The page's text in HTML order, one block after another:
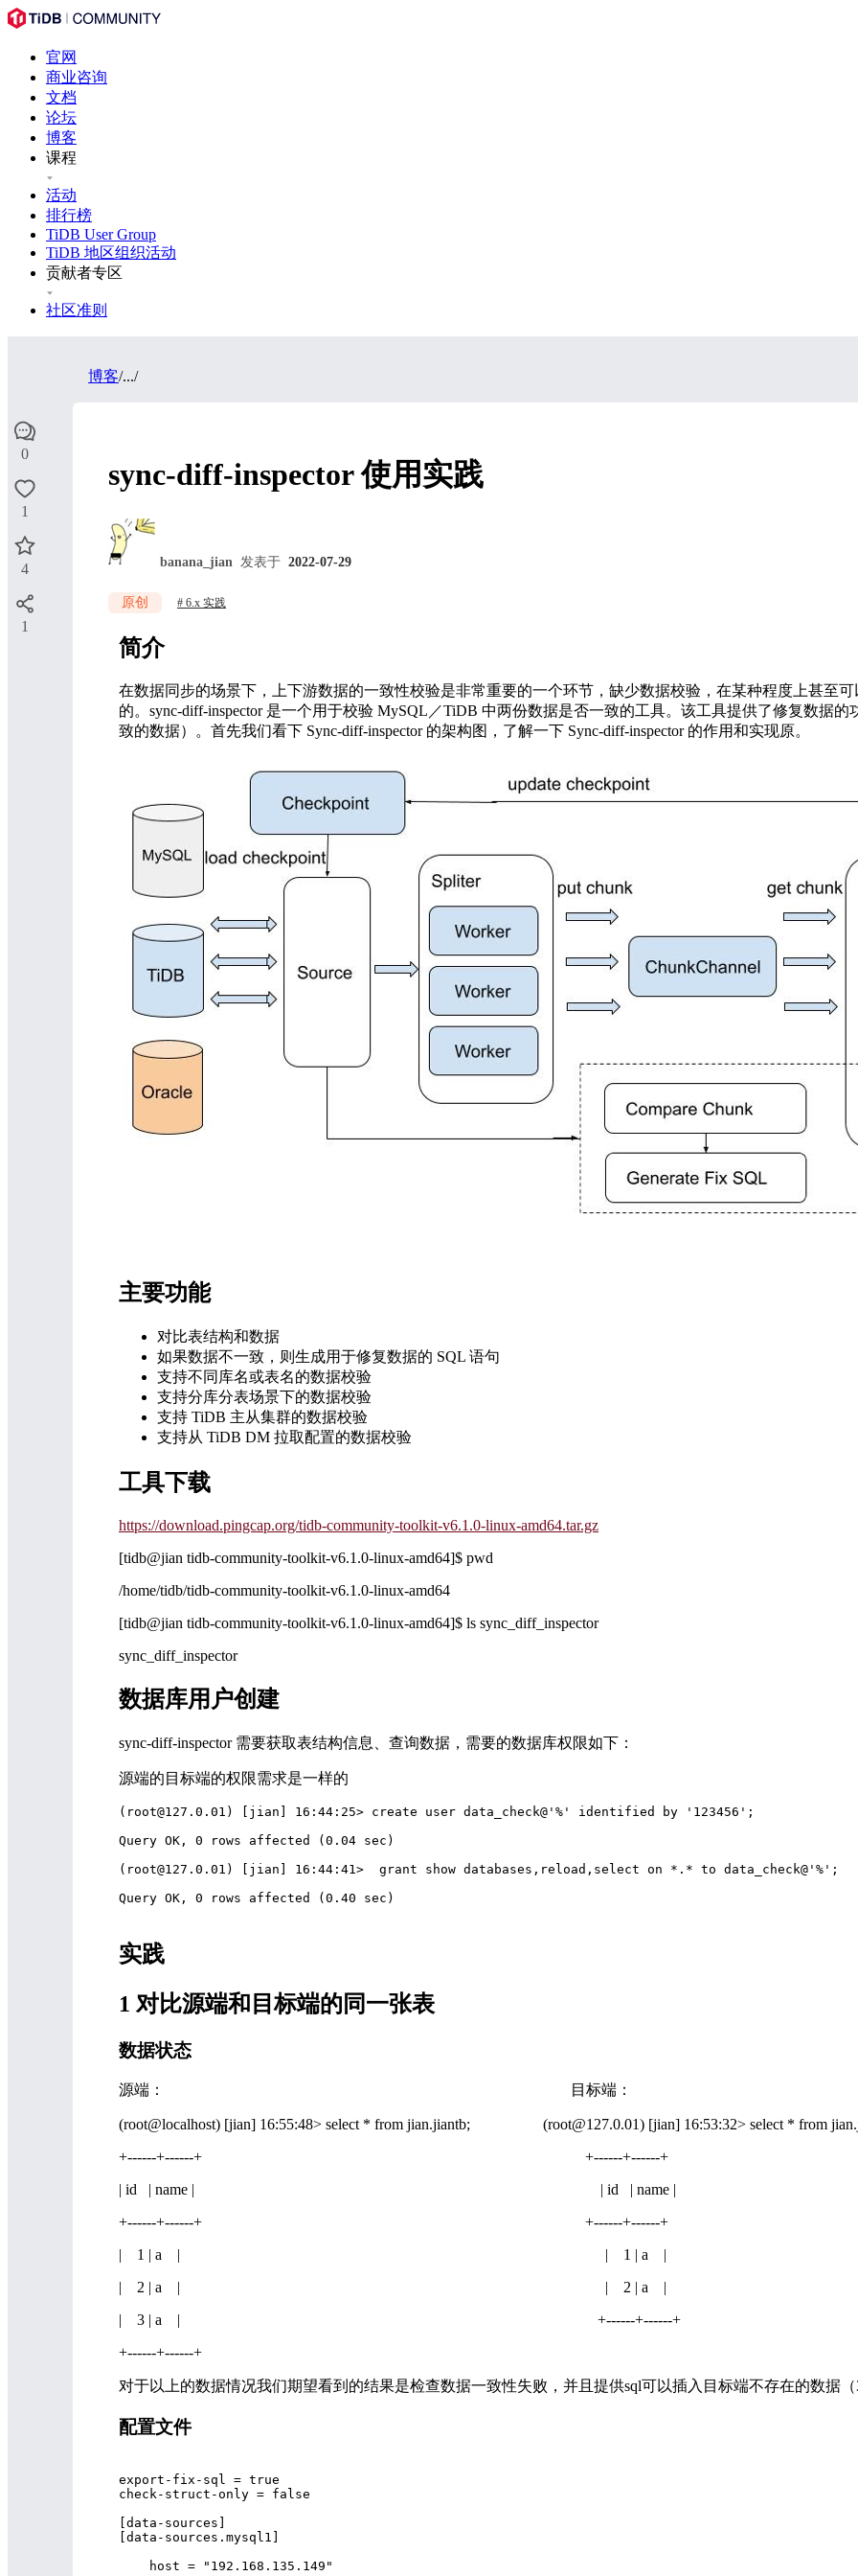
官网
商业咨询
文档
论坛
博客
课程
活动
排行榜
TiDB User Group
TiDB 地区组织活动
贡献者专区
社区准则
0
1
4
1
博客/.../
sync-diff-inspector 使用实践
banana_jian 发表于 2022-07-29
原创 6.x 实践
简介
在数据同步的场景下，上下游数据的一致性校验是非常重要的一个环节，缺少数据校验，在某种程度上甚至
的。sync-diff-inspector 是一个用于校验 MySQL／TiDB 中两份数据是否一致的工具。该工具提供了修复数据
致的数据）。首先我们看下 Sync-diff-inspector 的架构图，了解一下 Sync-diff-inspector 的作用和实现原。
主要功能
对比表结构和数据
如果数据不一致，则生成用于修复数据的 SQL 语句
支持不同库名或表名的数据校验
支持分库分表场景下的数据校验
支持 TiDB 主从集群的数据校验
支持从 TiDB DM 拉取配置的数据校验
工具下载
https://download.pingcap.org/tidb-community-toolkit-v6.1.0-linux-amd64.tar.gz
[tidb@jian tidb-community-toolkit-v6.1.0-linux-amd64]$ pwd
/home/tidb/tidb-community-toolkit-v6.1.0-linux-amd64
[tidb@jian tidb-community-toolkit-v6.1.0-linux-amd64]$ ls sync_diff_inspector
sync_diff_inspector
数据库用户创建
sync-diff-inspector 需要获取表结构信息、查询数据，需要的数据库权限如下：
源端的目标端的权限需求是一样的
(root@127.0.01) [jian] 16:44:25> create user data_check@'%' identified by '123456';
Query OK, 0 rows affected (0.04 sec)
(root@127.0.01) [jian] 16:44:41>  grant show databases,reload,select on *.* to data_check@'%';
Query OK, 0 rows affected (0.40 sec)
实践
1 对比源端和目标端的同一张表
数据状态
源端： 目标端：
(root@localhost) [jian] 16:55:48> select * from jian.jiantb; (root@127.0.01) [jian] 16:53:32> select * from
+------+------+ +------+------+
| id | name | | id | name |
+------+------+ +------+------+
| 1 | a | | 1 | a |
| 2 | a | | 2 | a |
| 3 | a | +------+------+
+------+------+
对于以上的数据情况我们期望看到的结果是检查数据一致性失败，并且提供sql可以插入目标端不存在的数据（
配置文件
export-fix-sql = true
check-struct-only = false
[data-sources]
[data-sources.mysql1]
host = "192.168.135.149"